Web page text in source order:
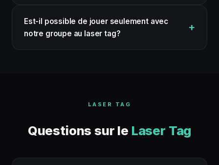
Est-il possible de jouer seulement avec
notre groupe au laser tag?
LASER TAG
Questions sur le Laser Tag